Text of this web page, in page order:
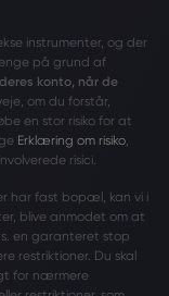
instrumenter, og der
på grund af
konto, når de
om du forstår,
en stor risiko for at
Erklæring om risiko
risici.
har fast bopæl, kan vi i
blive anmodet om at
en garanteret stop
restriktioner. Du skal
for nærmere